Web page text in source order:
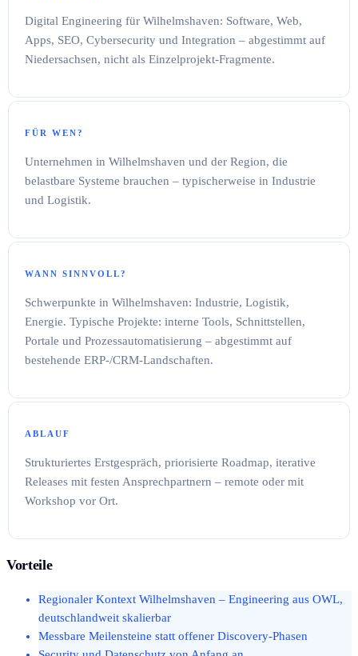
Digital Engineering für Wilhelmshaven: Software, Web,
Apps, SEO, Cybersecurity und Integration – abgestimmt auf
Niedersachsen, nicht als Einzelprojekt-Fragmente.
FÜR WEN?
Unternehmen in Wilhelmshaven und der Region, die
belastbare Systeme brauchen – typischerweise in Industrie
und Logistik.
WANN SINNVOLL?
Schwerpunkte in Wilhelmshaven: Industrie, Logistik,
Energie. Typische Projekte: interne Tools, Schnittstellen,
Portale und Prozessautomatisierung – abgestimmt auf
bestehende ERP-/CRM-Landschaften.
ABLAUF
Strukturiertes Erstgespräch, priorisierte Roadmap, iterative
Releases mit festen Ansprechpartnern – remote oder mit
Workshop vor Ort.
Vorteile
Regionaler Kontext Wilhelmshaven – Engineering aus OWL,
deutschlandweit skalierbar
Messbare Meilensteine statt offener Discovery-Phasen